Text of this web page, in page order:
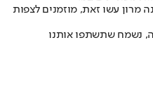
מרון עשו זאת, מוזמנים לצפות
נשמח שתשתפו אותנו